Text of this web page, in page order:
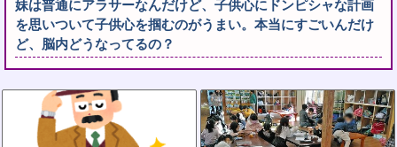
妹は普通にアラサーなんだけど、子供心にドンピシャな計画
を思いついて子供心を掴むのがうまい。本当にすごいんだけ
ど、脳内どうなってるの？